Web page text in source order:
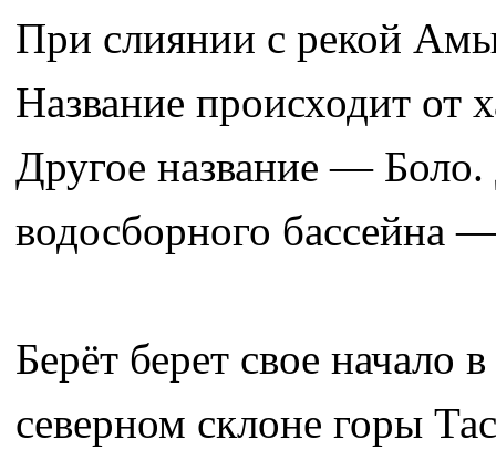
При слиянии с рекой
Название происходит от
Другое название —
водосборного бассейна
Берёт берет свое начало
северном склоне горы